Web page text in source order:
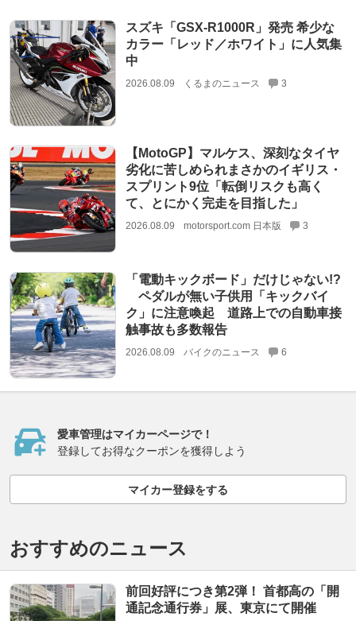
スズキ「GSX-R1000R」発売 希少な
カラー「レッド／ホワイト」に人気集
中
2026.08.09 くるまのニュース 3
【MotoGP】マルケス、深刻なタイヤ
劣化に苦しめられまさかのイギリス・
スプリント9位「転倒リスクも高く
て、とにかく完走を目指した」
2026.08.09 motorsport.com 日本版 3
「電動キックボード」だけじゃない!?
ペダルが無い子供用「キックバイ
ク」に注意喚起 道路上での自動車接
触事故も多数報告
2026.08.09 バイクのニュース 6
愛車管理はマイカーページで！
登録してお得なクーポンを獲得しよう
マイカー登録をする
おすすめのニュース
前回好評につき第2弾！ 首都高の「開
通記念通行券」展、東京にて開催